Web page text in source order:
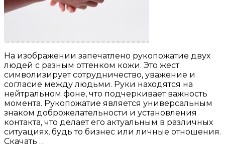
На изображении запечатлено рукопожатие двух
людей с разным оттенком кожи. Это жест
символизирует сотрудничество, уважение и
согласие между людьми. Руки находятся на
нейтральном фоне, что подчеркивает важность
момента. Рукопожатие является универсальным
знаком доброжелательности и установления
контакта, что делает его актуальным в различных
ситуациях, будь то бизнес или личные отношения.
Скачать …